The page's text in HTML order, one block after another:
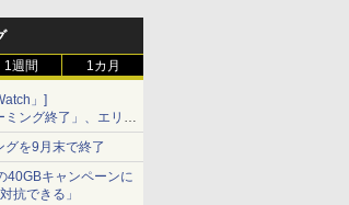
1週間 1カ月
」]
ング終了」、エリア
バイルの課題
グを9月末で終了
40GBキャンペーンに
抗できる」